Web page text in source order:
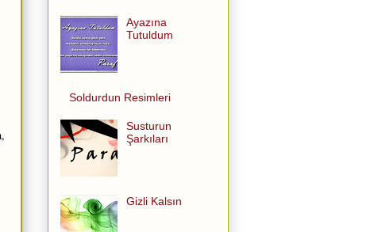
Ayazına
Tutuldum
Soldurdun Resimleri
Susturun
Şarkıları
Gizli Kalsın